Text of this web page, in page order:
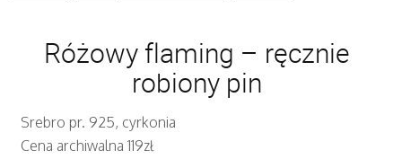
Różowy flaming – ręcznie
robiony pin
Srebro pr. 925, cyrkonia
Cena archiwalna 119zł